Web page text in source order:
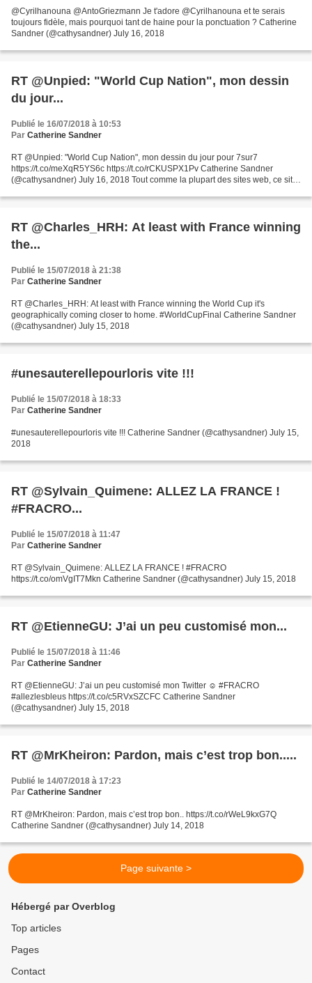
@Cyrilhanouna @AntoGriezmann Je t'adore @Cyrilhanouna et te serais
toujours fidèle, mais pourquoi tant de haine pour la ponctuation ? Catherine
Sandner (@cathysandner) July 16, 2018
RT @Unpied: "World Cup Nation", mon dessin
du jour...
Publié le 16/07/2018 à 10:53
Par Catherine Sandner
RT @Unpied: "World Cup Nation", mon dessin du jour pour 7sur7
https://t.co/meXqR5YS6c https://t.co/rCKUSPX1Pv Catherine Sandner
(@cathysandner) July 16, 2018 Tout comme la plupart des sites web, ce site
RT @Charles_HRH: At least with France winning
the...
Publié le 15/07/2018 à 21:38
Par Catherine Sandner
RT @Charles_HRH: At least with France winning the World Cup it's
geographically coming closer to home. #WorldCupFinal Catherine Sandner
(@cathysandner) July 15, 2018
#unesauterellepourloris vite !!!
Publié le 15/07/2018 à 18:33
Par Catherine Sandner
#unesauterellepourloris vite !!! Catherine Sandner (@cathysandner) July 15,
2018
RT @Sylvain_Quimene: ALLEZ LA FRANCE !
#FRACRO...
Publié le 15/07/2018 à 11:47
Par Catherine Sandner
RT @Sylvain_Quimene: ALLEZ LA FRANCE ! #FRACRO
https://t.co/omVgIT7Mkn Catherine Sandner (@cathysandner) July 15, 2018
RT @EtienneGU: J’ai un peu customisé mon...
Publié le 15/07/2018 à 11:46
Par Catherine Sandner
RT @EtienneGU: J’ai un peu customisé mon Twitter ☺️ #FRACRO
#allezlesbleus https://t.co/c5RVxSZCFC Catherine Sandner
(@cathysandner) July 15, 2018
RT @MrKheiron: Pardon, mais c’est trop bon.....
Publié le 14/07/2018 à 17:23
Par Catherine Sandner
RT @MrKheiron: Pardon, mais c’est trop bon.. https://t.co/rWeL9kxG7Q
Catherine Sandner (@cathysandner) July 14, 2018
Page suivante >
Hébergé par Overblog
Top articles
Pages
Contact